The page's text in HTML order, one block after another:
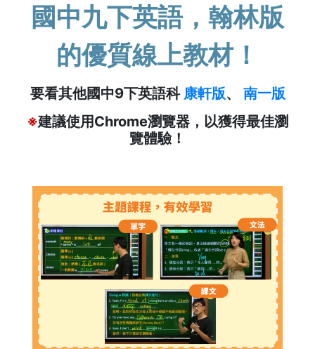
國中九下英語，翰林版
的優質線上教材！
要看其他國中9下英語科 康軒版、 南一版
※建議使用Chrome瀏覽器，以獲得最佳瀏
覽體驗！